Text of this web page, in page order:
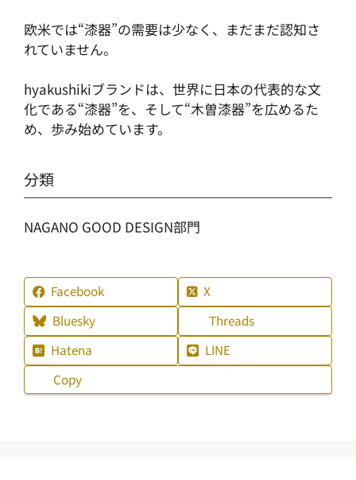
欧米では“漆器”の需要は少なく、まだまだ認知さ
れていません。
hyakushikiブランドは、世界に日本の代表的な文
化である“漆器”を、そして“木曽漆器”を広めるた
め、歩み始めています。
分類
NAGANO GOOD DESIGN部門
Facebook
X
Bluesky
Threads
Hatena
LINE
Copy